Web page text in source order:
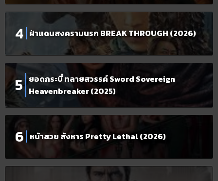
ฝ่าแดนสงครามนรก BREAK THROUGH (2026)
ยอดกระบี่ ทลายสวรรค์ Sword Sovereign
Heavenbreaker (2025)
หน้าสวย สังหาร Pretty Lethal (2026)